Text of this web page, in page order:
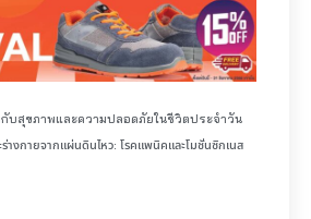
บสุขภาพและความปลอดภัยในชีวิตประจำวัน
างกายจากแผ่นดินไหว: โรคแพนิคและโมชั่นซิกเนส